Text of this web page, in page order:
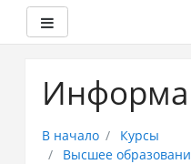
основному
В начало
Курсы
Высшее